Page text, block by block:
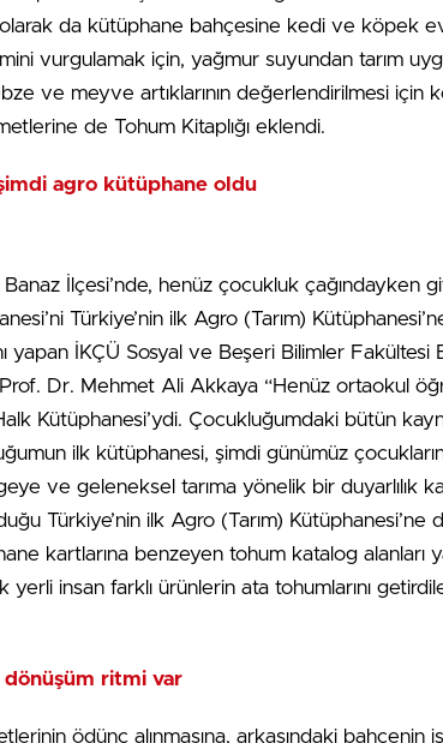
da kütüphane bahçesine kedi ve köpek
vurgulamak için, yağmur suyundan tarım
ve meyve artıklarının değerlendirilmesi için
de Tohum Kitaplığı eklendi.
agro kütüphane oldu
Banaz İlçesi’nde, henüz çocukluk çağındayken
Türkiye’nin ilk Agro (Tarım)
yapan İKÇÜ Sosyal ve Beşeri Bilimler
Dr. Mehmet Ali Akkaya “Henüz ortaokul
Kütüphanesi’ydi. Çocukluğumdaki bütün
ilk kütüphanesi, şimdi günümüz
ve geleneksel tarıma yönelik bir duyarlılık
Türkiye’nin ilk Agro (Tarım) Kütüphanesi’ne
kartlarına benzeyen tohum katalog alanları
insan farklı ürünlerin ata tohumlarını
ritmi var
ödünç alınmasına, arkasındaki bahçenin